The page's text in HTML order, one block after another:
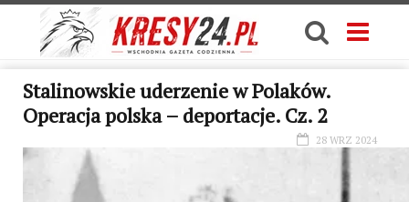
Stalinowskie uderzenie w Polaków.
Operacja polska – deportacje. Cz. 2
28 WRZ 2024